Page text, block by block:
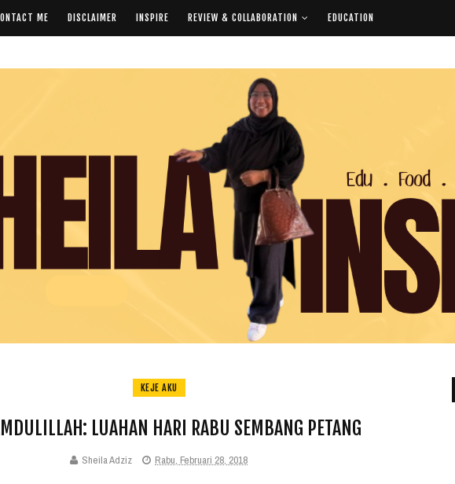
ME DISCLAIMER INSPIRE REVIEW & COLLABORATION EDUCATION
KEJE AKU
LUAHAN HARI RABU SEMBANG PETANG
Sheila Adziz Rabu, Februari 28, 2018